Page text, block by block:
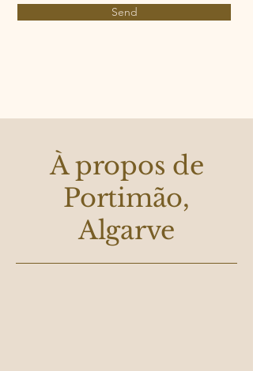
Send
À propos de
Portimão,
Algarve